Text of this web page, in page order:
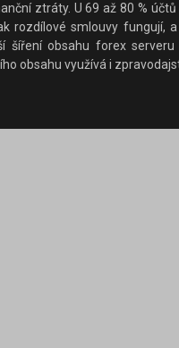
ztráty. U 69 až 80 %
rozdílové smlouvy fungují,
šíření obsahu forex
obsahu využívá i